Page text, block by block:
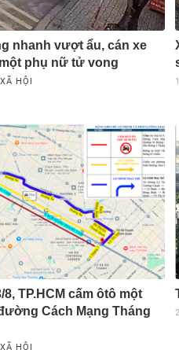
nhanh vượt ẩu, cán xe
phụ nữ tử vong
XÃ HỘI
TP.HCM cấm ôtô một
Cách Mạng Tháng
XÃ HỘI